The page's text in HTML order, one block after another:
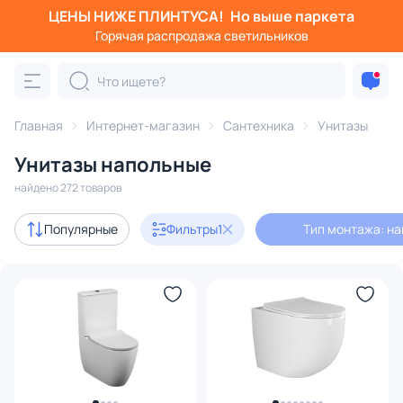
ЦЕНЫ НИЖЕ ПЛИНТУСА! Но выше паркета
Горячая распродажа светильников
Главная Интернет-магазин Сантехника Унитазы
Унитазы напольные
найдено 272 товаров
Популярные Фильтры1 Тип монтажа:
Фильтры
Категория:
унитаз компакт напольный
Акции 21
Доставка